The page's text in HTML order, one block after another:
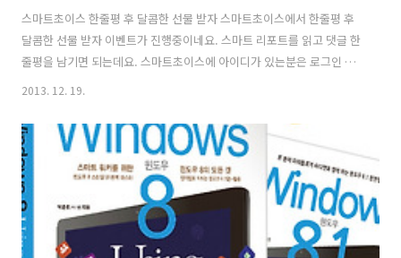
스마트초이스 한줄평 후 달콤한 선물 받자 스마트초이스에서 한줄평 후
달콤한 선물 받자 이벤트가 진행중이네요. 스마트 리포트를 읽고 댓글 한
줄평을 남기면 되는데요. 스마트초이스에 아이디가 있는분은 로그인 후
하셔도 되고 페이스북 트위터 미투데이로도 로그인 후 댓글을 남길 수 있
단하지만 상품은 푸짐하네요. 아웃백 외식상품권 5만원권 20명, CJ펀콘
모바일 상품권 1만원권 180명, CU 편의점 상품권 5천원권 300명을 줍니
다. 댓글 잘 달면 왠만하면 상품을 받을 것 같긴 한데요. 재미있는 이야기
도 많이 있으니 글도 한번 읽어보고 댓글도 달고 상품도 받아보세요.
http://www.smartchoice.or.kr/smc/event/eve..
2013. 12. 19.